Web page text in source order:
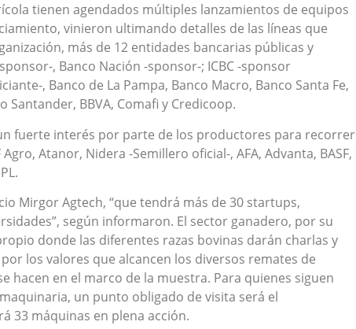
tienen agendados múltiples lanzamientos de equipos
vinieron ultimando detalles de las líneas que
más de 12 entidades bancarias públicas y
, Banco Nación -sponsor-; ICBC -sponsor
, Banco de La Pampa, Banco Macro, Banco Santa Fe,
Santander, BBVA, Comafi y Credicoop.
fuerte interés por parte de los productores para recorrer
Atanor, Nidera -Semillero oficial-, AFA, Advanta, BASF,
Mirgor Agtech, “que tendrá más de 30 startups,
según informaron. El sector ganadero, por su
donde las diferentes razas bovinas darán charlas y
los valores que alcancen los diversos remates de
hacen en el marco de la muestra. Para quienes siguen
un punto obligado de visita será el
33 máquinas en plena acción.